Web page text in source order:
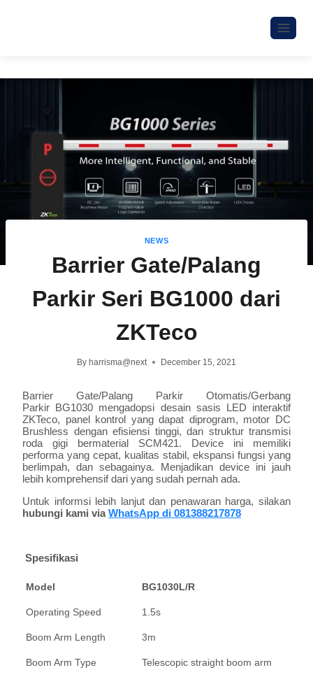
NEWS
Barrier Gate/Palang
Parkir Seri BG1000 dari
ZKTeco
By harrisma@next December 15, 2021
Barrier Gate/Palang Parkir Otomatis/Gerbang
Parkir BG1030 mengadopsi desain sasis LED interaktif
ZKTeco, panel kontrol yang dapat diprogram, motor DC
Brushless dengan efisiensi tinggi, dan struktur transmisi
roda gigi bermaterial SCM421. Device ini memiliki
performa yang cepat, kualitas stabil, ekspansi fungsi yang
berlimpah, dan sebagainya. Menjadikan device ini jauh
lebih komprehensif dari yang sudah pernah ada.
Untuk informsi lebih lanjut dan penawaran harga, silakan
hubungi kami viaWhatsApp di 081388217878
Spesifikasi
Model BG1030L/R
Operating Speed 1.5s
Boom Arm Length 3m
Boom Arm Type Telescopic straight boom arm